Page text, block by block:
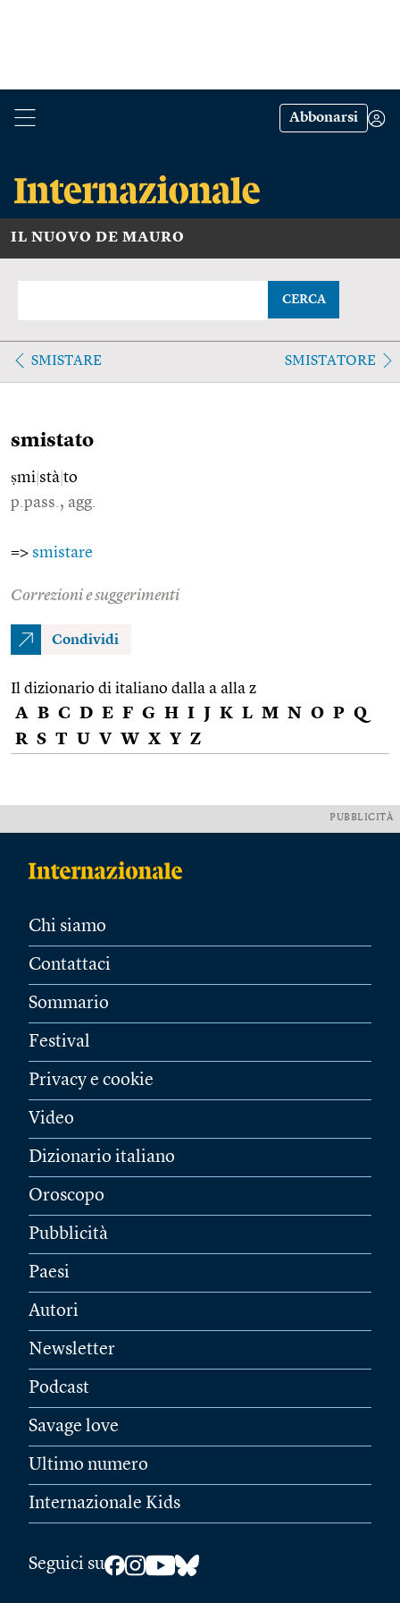
Abbonarsi
IL NUOVO DE MAURO
CERCA
SMISTARE SMISTATORE
smistato
ṣmi stà to
p.pass., agg.
=> smistare
Correzioni e suggerimenti
Condividi
Il dizionario di italiano dalla a alla z
A B C D E F G H I J K L M N O P Q
R S T U V W X Y Z
PUBBLICITÀ
Chi siamo
Contattaci
Sommario
Festival
Privacy e cookie
Video
Dizionario italiano
Oroscopo
Pubblicità
Paesi
Autori
Newsletter
Podcast
Savage love
Ultimo numero
Internazionale Kids
Seguici su